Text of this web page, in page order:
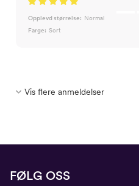
Opplevd størrelse: Normal
Farge: Sort
Vis flere anmeldelser
FØLG OSS